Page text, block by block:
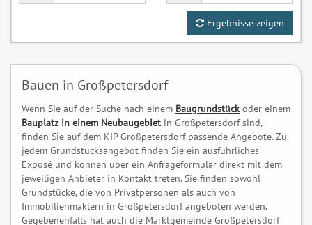
Ergebnisse zeigen
Bauen in Großpetersdorf
Wenn Sie auf der Suche nach einem Baugrundstück oder einem
Bauplatz in einem Neubaugebiet in Großpetersdorf sind,
finden Sie auf dem KIP Großpetersdorf passende Angebote. Zu
jedem Grundstücksangebot finden Sie ein ausführliches
Exposé und können über ein Anfrageformular direkt mit dem
jeweiligen Anbieter in Kontakt treten. Sie finden sowohl
Grundstücke, die von Privatpersonen als auch von
Immobilienmaklern in Großpetersdorf angeboten werden.
Gegebenenfalls hat auch die Marktgemeinde Großpetersdorf